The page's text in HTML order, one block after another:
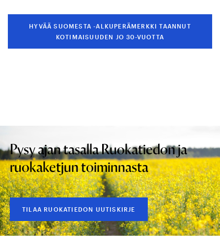
HYVÄÄ SUOMESTA -ALKUPERÄMERKKI TAANNUT
KOTIMAISUUDEN JO 30-VUOTTA
Pysy ajan tasalla Ruokatiedon ja
ruokaketjun toiminnasta
TILAA RUOKATIEDON UUTISKIRJE